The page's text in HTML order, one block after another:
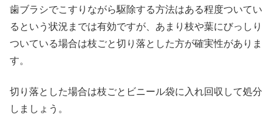
歯ブラシでこすりながら駆除する方法はある程度ついてい
るという状況までは有効ですが、あまり枝や葉にびっしり
ついている場合は枝ごと切り落とした方が確実性がありま
す。
切り落とした場合は枝ごとビニール袋に入れ回収して処分
しましょう。